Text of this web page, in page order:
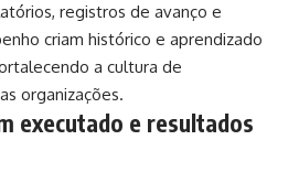
registros de avanço e
criam histórico e aprendizado
a cultura de
organizações.
executado e resultados